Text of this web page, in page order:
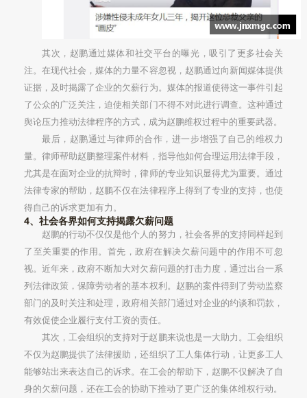
其次，赵鹏通过媒体和社交平台的曝光，吸引了更多社会关
注。在现代社会，媒体的力量不容忽视，赵鹏通过向新闻媒体提供
证据，及时揭露了企业的欠薪行为。媒体的报道使得这一事件引起
了公众的广泛关注，迫使相关部门不得不对此进行调查。这种通过
舆论压力推动法律程序的方式，成为赵鹏维权过程中的重要武器。
最后，赵鹏通过与律师的合作，进一步增强了自己的维权力
量。律师帮助赵鹏整理案件材料，指导他如何合理运用法律手段，
尤其是在面对企业的抗辩时，律师的专业知识显得尤为重要。通过
法律专家的帮助，赵鹏不仅在法律程序上得到了专业的支持，也使
得自己的诉求更加有力。
4、社会各界如何支持揭露欠薪问题
赵鹏的行动不仅仅是他个人的努力，社会各界的支持同样起到
了至关重要的作用。首先，政府在解决欠薪问题中的作用不可忽
视。近年来，政府不断加大对欠薪问题的打击力度，通过出台一系
列法律政策，保障劳动者的基本权利。赵鹏的案件得到了劳动监察
部门的及时关注和处理，政府相关部门通过对企业的约谈和罚款，
有效促使企业履行支付工资的责任。
其次，工会组织的支持对于赵鹏来说也是一大助力。工会组织
不仅为赵鹏提供了法律援助，还组织了工人集体行动，让更多工人
能够站出来表达自己的诉求。在工会的帮助下，赵鹏不仅解决了自
身的欠薪问题，还在工会的协助下推动了更广泛的集体维权行动。